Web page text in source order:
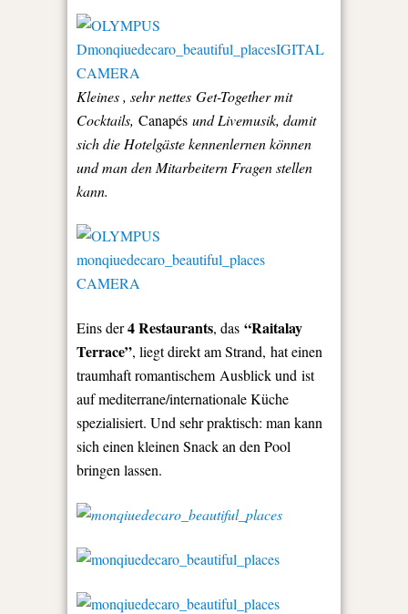
Kleines , sehr nettes Get-Together mit
Cocktails, Canapés und Livemusik, damit
sich die Hotelgäste kennenlernen können
und man den Mitarbeitern Fragen stellen
kann.
Eins der4 Restaurants, das “Raitalay
Terrace”, liegt direkt am Strand, hat einen
traumhaft romantischem Ausblick und ist
auf mediterrane/internationale Küche
spezialisiert. Und sehr praktisch: man kann
sich einen kleinen Snack an den Pool
bringen lassen.